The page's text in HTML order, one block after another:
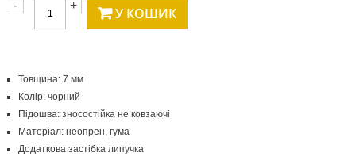
- + У КОШИК
Товщина: 7 мм
Колір: чорний
Підошва: зносостійка не ковзаючі
Матеріал: неопрен, гума
Додаткова застібка липучка